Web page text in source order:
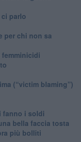
parlo
per chi non sa
(“victim blaming”)
fanno i soldi
bella faccia tosta
più bolliti